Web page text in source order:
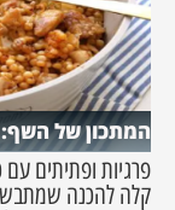
המתכון של השף:
פרגיות ופתיתים
קלה להכנה